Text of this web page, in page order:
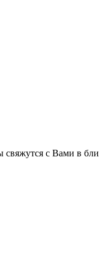
с Вами в